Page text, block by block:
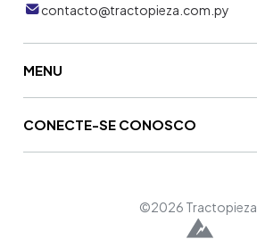
contacto@tractopieza.com.py
MENU
CONECTE-SE CONOSCO
©2026 Tractopieza.